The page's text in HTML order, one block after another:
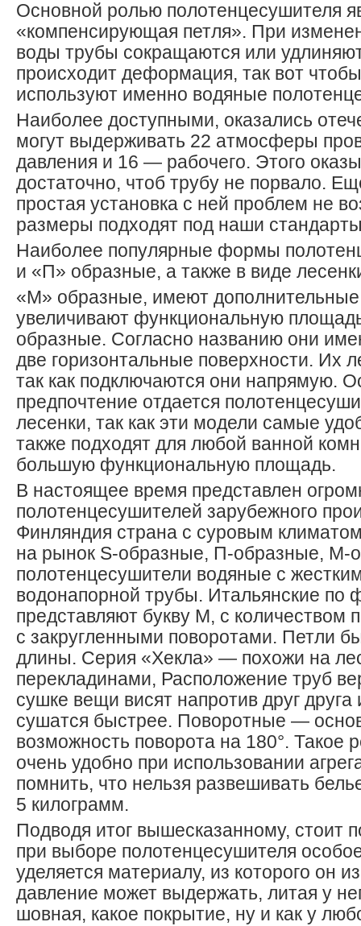
Основной ролью полотенцесушителя
«компенсирующая петля». При
воды трубы сокращаются или
происходит деформация, так вот
используют именно водяные
Наиболее доступными, оказались
могут выдерживать 22 атмосферы
давления и 16 — рабочего. Этого
достаточно, чтоб трубу не порвало.
простая установка с ней проблем не
размеры подходят под наши
Наиболее популярные формы
и «П» образные, а также в виде
«М» образные, имеют
увеличивают функциональную
образные. Согласно названию они
две горизонтальные поверхности. Их
так как подключаются они напрямую.
предпочтение отдается
лесенки, так как эти модели самые
также подходят для любой ванной
большую функциональную площадь.
В настоящее время представлен
полотенцесушителей зарубежного
Финляндия страна с суровым
на рынок S-образные, П-образные, М-
полотенцесушители водяные с
водонапорной трубы. Итальянские по
представляют букву М, с количеством
с закругленными поворотами. Петли
длины. Серия «Хекла» — похожи на
перекладинами, Расположение труб
сушке вещи висят напротив друг друга
сушатся быстрее. Поворотные —
возможность поворота на 180°. Такое
очень удобно при использовании
помнить, что нельзя развешивать
5 килограмм.
Подводя итог вышесказанному, стоит
при выборе полотенцесушителя
уделяется материалу, из которого он
давление может выдержать, литая у
шовная, какое покрытие, ну и как у